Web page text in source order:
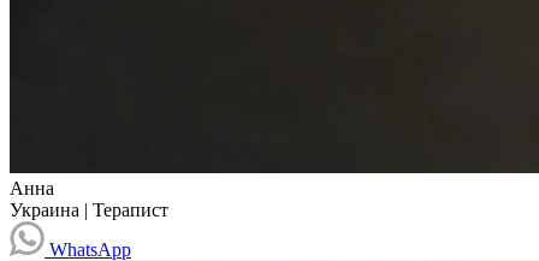
Анна
Украина | Терапист
WhatsApp